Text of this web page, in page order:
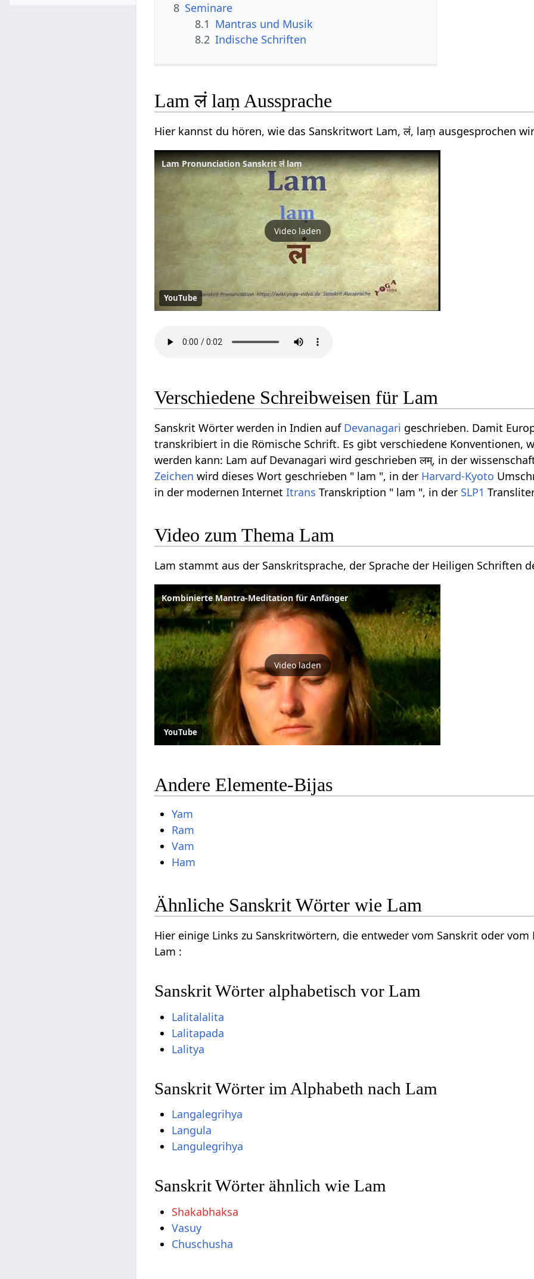
8 Seminare
8.1 Mantras und Musik
8.2 Indische Schriften
Lam लं laṃ Aussprache
Hier kannst du hören, wie das Sanskritwort Lam, लं, laṃ ausgesprochen
Lam Pronunciation Sanskrit लं laṃ
Video laden
YouTube
Verschiedene Schreibweisen für Lam
Sanskrit Wörter werden in Indien auf Devanagari geschrieben. Damit
transkribiert in die Römische Schrift. Es gibt verschiedene Konventionen,
werden kann: Lam auf Devanagari wird geschrieben लम्, in der
Zeichen wird dieses Wort geschrieben " lam ", in der Harvard-Kyoto
in der modernen InternetItrans Transkription " lam ", in der SLP1
Video zum Thema Lam
Lam stammt aus der Sanskritsprache, der Sprache der Heiligen Schriften
Kombinierte Mantra-Meditation für Anfänger
Video laden
YouTube
Andere Elemente-Bijas
Yam
Ram
Vam
Ham
Ähnliche Sanskrit Wörter wie Lam
Hier einige Links zu Sanskritwörtern, die entweder vom Sanskrit oder
Lam :
Sanskrit Wörter alphabetisch vor Lam
Lalitalalita
Lalitapada
Lalitya
Sanskrit Wörter im Alphabeth nach Lam
Langalegrihya
Langula
Langulegrihya
Sanskrit Wörter ähnlich wie Lam
Shakabhaksa
Vasuy
Chuschusha